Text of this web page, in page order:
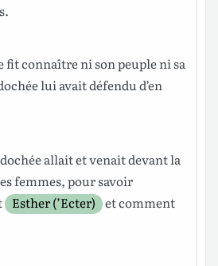
.
fitconnaîtreni sonpeupleni sa
lui avaitdéfendud’en
allaitet venaitdevantla
femmes, poursavoir
Esther (’Ecter) et comment